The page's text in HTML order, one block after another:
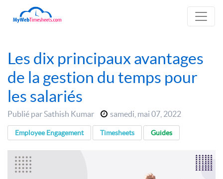
Les dix principaux avantages
de la gestion du temps pour
les salariés
Publié par Sathish Kumar samedi mai 07, 2022
Employee Engagement Timesheets Guides